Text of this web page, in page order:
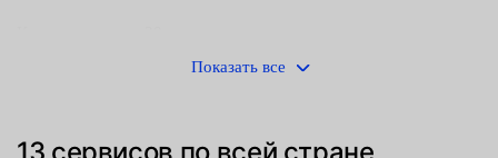
незначительной операции. Неправильный алгоритм действий и
Показать все